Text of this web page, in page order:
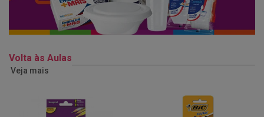
Volta às Aulas
Veja mais